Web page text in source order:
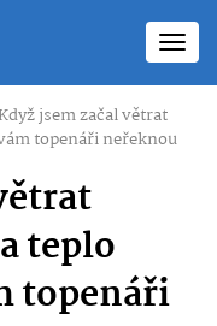
jsem začal větrat
topenáři neřeknou
teplo
topenáři